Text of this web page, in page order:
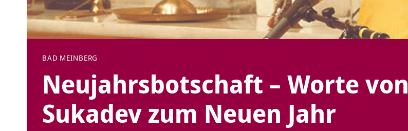
BAD MEINBERG
Neujahrsbotschaft – Worte von
Sukadev zum Neuen Jahr